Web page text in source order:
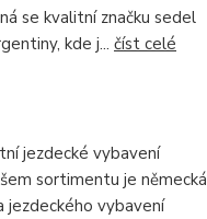
značku sedel
kde j... číst celé
jezdecké vybavení
sortimentu je německá
jezdeckého vybavení